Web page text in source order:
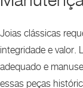
Joias clássicas
integridade e valor.
adequado e
essas peças